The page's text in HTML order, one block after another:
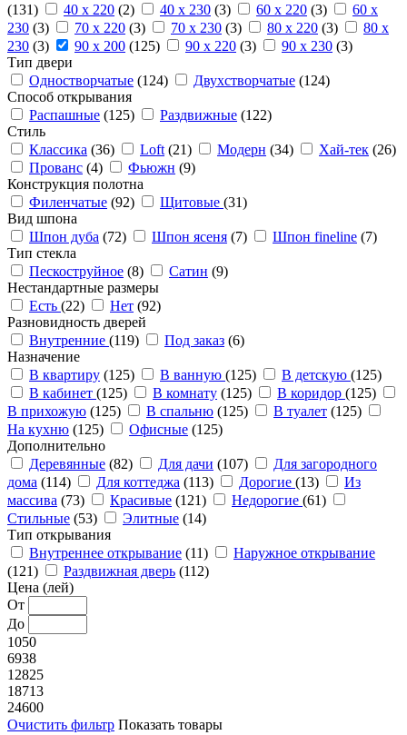
(131)
40 x 220 (2) 40 x 230 (3) 60 x 220 (3)
60 x
230 (3) 70 x 220 (3) 70 x 230 (3) 80 x 220 (3)
80 x
230 (3) 90 x 200 (125) 90 x 220 (3) 90 x 230 (3)
Тип двери
Одностворчатые (124) Двухстворчатые (124)
Способ открывания
Распашные (125) Раздвижные (122)
Стиль
Классика (36) Loft (21) Модерн (34) Хай-тек (26)
Прованс (4) Фьюжн (9)
Конструкция полотна
Филенчатые (92) Щитовые (31)
Вид шпона
Шпон дуба (72) Шпон ясеня (7) Шпон fineline (7)
Тип стекла
Пескоструйное (8) Сатин (9)
Нестандартные размеры
Есть (22) Нет (92)
Разновидность дверей
Внутренние (119) Под заказ (6)
Назначение
В квартиру (125) В ванную (125) В детскую (125)
В кабинет (125) В комнату (125) В коридор (125)
В прихожую (125) В спальню (125) В туалет (125)
На кухню (125) Офисные (125)
Дополнительно
Деревянные (82) Для дачи (107)
Для загородного
дома (114) Для коттеджа (113) Дорогие (13)
Из
массива (73) Красивые (121) Недорогие (61)
Стильные (53) Элитные (14)
Тип открывания
Внутреннее открывание (11)
Наружное открывание
(121)
Раздвижная дверь (112)
Цена (лей)
От
До
1050
6938
12825
18713
24600
Очистить фильтр Показать товары